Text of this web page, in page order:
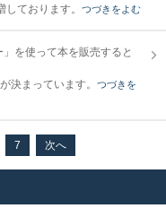
ております。 つづきをよむ
を使って本を販売すると
決まっています。 つづきを
7 次へ